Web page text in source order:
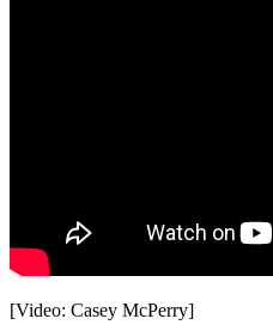
[Video: Casey McPerry]